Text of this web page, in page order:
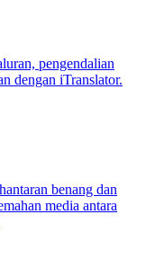
pengendalian
dengan iTranslator.
benang dan
media antara